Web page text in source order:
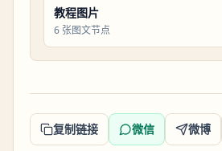
教程图片
6 张图文节点
复制链接 微信 微博